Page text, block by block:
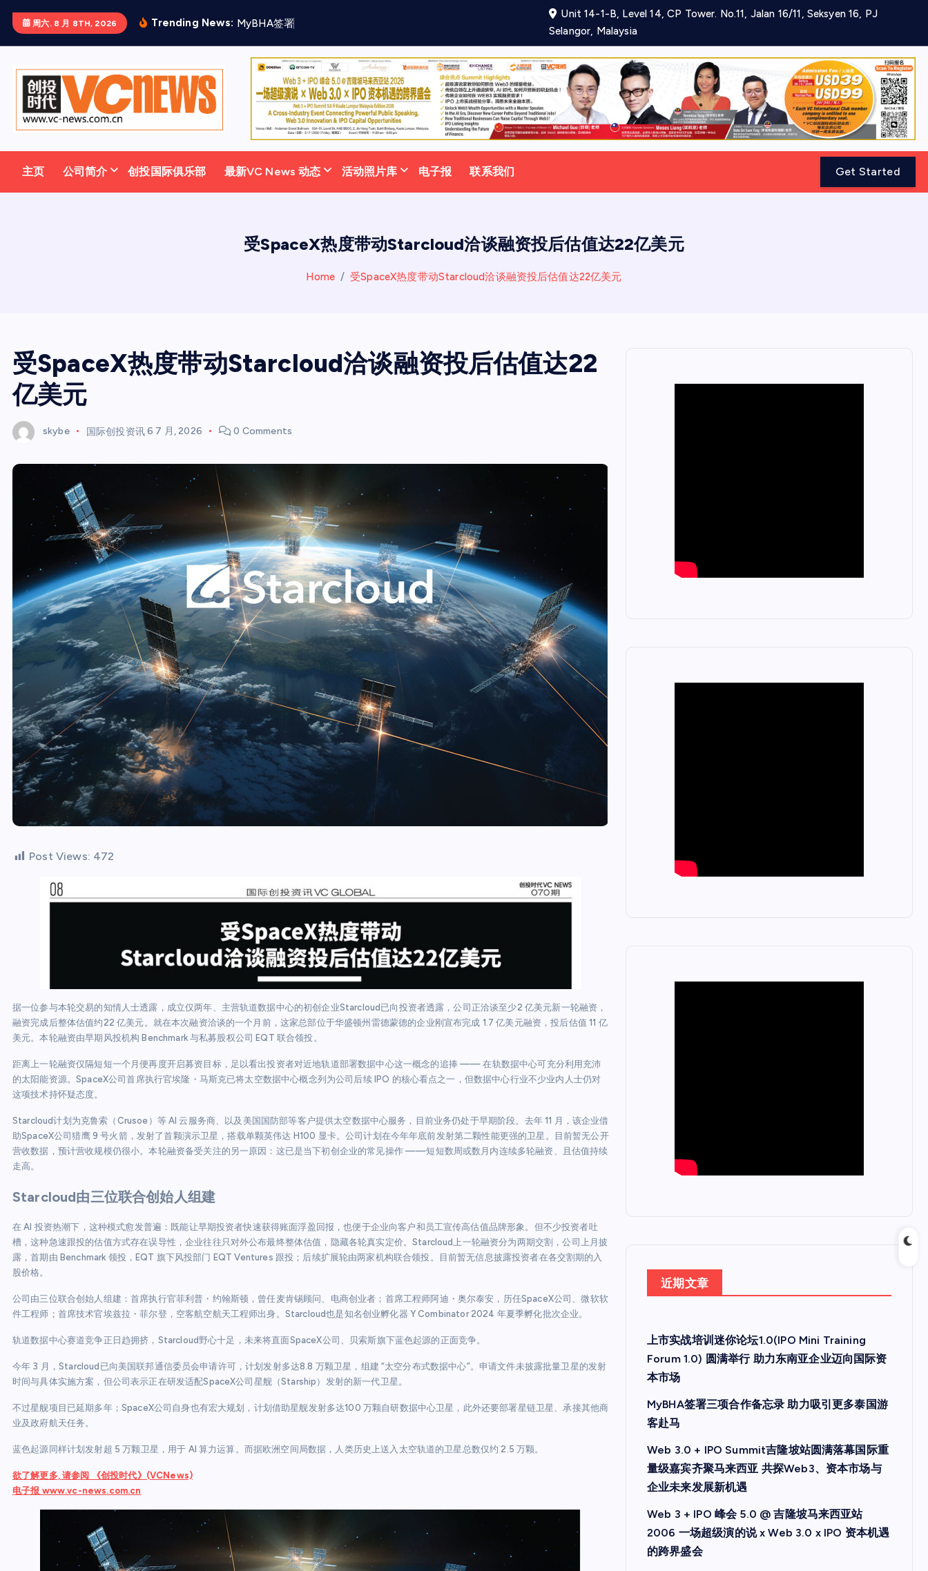
正
周六. 8 月 8TH, 2026 Trending News: MyBHA签署
Unit 14-1-B, Level 14, CP Tower. No.11, Jalan 16/11, Seksyen 16, PJ
Selangor, Malaysia
主页 公司简介 创投国际俱乐部 最新VC News 动态 活动照片库 电子报 联系我们 Get Started
受SpaceX热度带动Starcloud洽谈融资投后估值达22亿美元
Home 受SpaceX热度带动Starcloud洽谈融资投后估值达22亿美元
受SpaceX热度带动Starcloud洽谈融资投后估值达22
亿美元
skybe 国际创投资讯6 7 月, 2026 0 Comments
Post Views: 472
据一位参与本轮交易的知情人士透露，成立仅两年、主营轨道数据中心的初创企业Starcloud已向投资者透露，公司正洽谈至少2 亿美元新一轮融资，
融资完成后整体估值约22 亿美元。就在本次融资洽谈的一个月前，这家总部位于华盛顿州雷德蒙德的企业刚宣布完成 1.7 亿美元融资，投后估值 11 亿
美元。本轮融资由早期风投机构 Benchmark 与私募股权公司 EQT 联合领投。
距离上一轮融资仅隔短短一个月便再度开启募资目标，足以看出投资者对近地轨道部署数据中心这一概念的追捧 —— 在轨数据中心可充分利用充沛
的太阳能资源。SpaceX公司首席执行官埃隆・马斯克已将太空数据中心概念列为公司后续 IPO 的核心看点之一，但数据中心行业不少业内人士仍对
这项技术持怀疑态度。
Starcloud计划为克鲁索（Crusoe）等 AI 云服务商、以及美国国防部等客户提供太空数据中心服务，目前业务仍处于早期阶段。去年 11 月，该企业借
助SpaceX公司猎鹰 9 号火箭，发射了首颗演示卫星，搭载单颗英伟达 H100 显卡。公司计划在今年年底前发射第二颗性能更强的卫星。目前暂无公开
营收数据，预计营收规模仍很小。本轮融资备受关注的另一原因：这已是当下初创企业的常见操作 ——短短数周或数月内连续多轮融资、且估值持续
走高。
Starcloud由三位联合创始人组建
在 AI 投资热潮下，这种模式愈发普遍：既能让早期投资者快速获得账面浮盈回报，也便于企业向客户和员工宣传高估值品牌形象。但不少投资者吐
槽，这种急速跟投的估值方式存在误导性，企业往往只对外公布最终整体估值，隐藏各轮真实定价。Starcloud上一轮融资分为两期交割，公司上月披
露，首期由 Benchmark 领投，EQT 旗下风投部门 EQT Ventures 跟投；后续扩展轮由两家机构联合领投。目前暂无信息披露投资者在各交割期的入
股价格。
公司由三位联合创始人组建：首席执行官菲利普・约翰斯顿，曾任麦肯锡顾问、电商创业者；首席工程师阿迪・奥尔泰安，历任SpaceX公司、微软软
件工程师；首席技术官埃兹拉・菲尔登，空客航空航天工程师出身。Starcloud也是知名创业孵化器 Y Combinator 2024 年夏季孵化批次企业。
轨道数据中心赛道竞争正日趋拥挤，Starcloud野心十足，未来将直面SpaceX公司、贝索斯旗下蓝色起源的正面竞争。
今年 3 月，Starcloud已向美国联邦通信委员会申请许可，计划发射多达8.8 万颗卫星，组建 “太空分布式数据中心”。申请文件未披露批量卫星的发射
时间与具体实施方案，但公司表示正在研发适配SpaceX公司星舰（Starship）发射的新一代卫星。
不过星舰项目已延期多年；SpaceX公司自身也有宏大规划，计划借助星舰发射多达100 万颗自研数据中心卫星，此外还要部署星链卫星、承接其他商
业及政府航天任务。
蓝色起源同样计划发射超 5 万颗卫星，用于 AI 算力运算。而据欧洲空间局数据，人类历史上送入太空轨道的卫星总数仅约 2.5 万颗。
欲了解更多, 请参阅 《创投时代》(VCNews)
电子报 www.vc-news.com.cn
近期文章
上市实战培训迷你论坛1.0(IPO Mini Training
Forum 1.0) 圆满举行 助力东南亚企业迈向国际资
本市场
MyBHA签署三项合作备忘录 助力吸引更多泰国游
客赴马
Web 3.0 + IPO Summit吉隆坡站圆满落幕国际重
量级嘉宾齐聚马来西亚 共探Web3、资本市场与
企业未来发展新机遇
Web 3 + IPO 峰会 5.0 @ 吉隆坡马来西亚站
2006 一场超级演的说 x Web 3.0 x IPO 资本机遇
的跨界盛会